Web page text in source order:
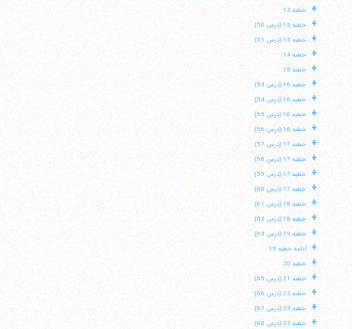
+ خطبه 12
+ خطبه 13 (درس 50)
+ خطبه 13 (درس 51)
+ خطبه 14
+ خطبه 15
+ خطبه 16 (درس 53)
+ خطبه 16 (درس 54)
+ خطبه 16 (درس 55)
+ خطبه 16 (درس 56)
+ خطبه 17 (درس 57)
+ خطبه 17 (درس 58)
+ خطبه 17 (درس 59)
+ خطبه 17 (درس 60)
+ خطبه 18 (درس 61)
+ خطبه 18 (درس 62)
+ خطبه 19 (درس 63)
+ ادامه خطبه 19
+ خطبه 20
+ خطبه 21 (درس 65)
+ خطبه 22 (درس 66)
+ خطبه 23 (درس 67)
+ خطبه 23 (درس 68)